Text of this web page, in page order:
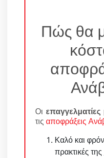
Πώς θα
Οι επαγγελματίες
τις αποφράξεις
Καλό και
πρακτικές της